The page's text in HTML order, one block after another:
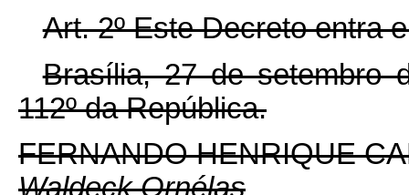
Art. 2º Este Decreto entra
Brasília, 27 de setembro
112º da República.
FERNANDO HENRIQUE
Waldeck Ornélas